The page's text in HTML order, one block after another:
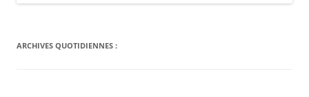
ARCHIVES QUOTIDIENNES :